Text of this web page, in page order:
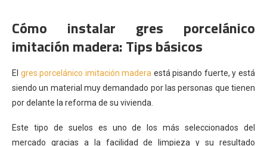
Cómo instalar gres porcelánico
imitación madera: Tips básicos
El gres porcelánico imitación madera está pisando fuerte, y está
siendo un material muy demandado por las personas que tienen
por delante la reforma de su vivienda.
Este tipo de suelos es uno de los más seleccionados del
mercado gracias a la facilidad de limpieza y su resultado